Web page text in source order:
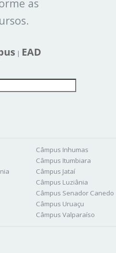
as
| EAD
Câmpus Inhumas
Câmpus Itumbiara
Câmpus Jataí
Câmpus Luziânia
Câmpus Senador Canedo
Câmpus Uruaçu
Câmpus Valparaíso